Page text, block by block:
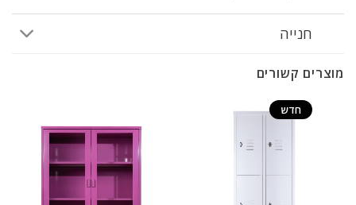
חנייה
מוצרים קשורים
חדש